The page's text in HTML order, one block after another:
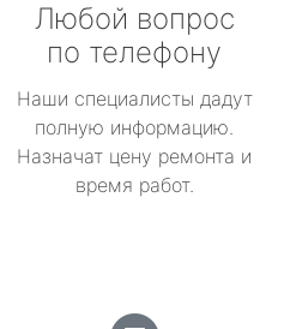
Любой вопрос
по телефону
Наши специалисты дадут
полную информацию.
Назначат цену ремонта и
время работ.